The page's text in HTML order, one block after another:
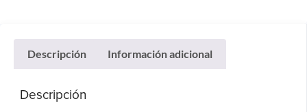
Descripción Información adicional
Descripción